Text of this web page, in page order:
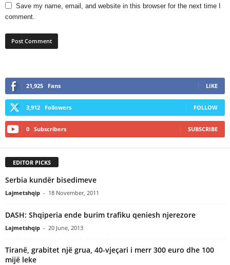
Save my name, email, and website in this browser for the next time I
comment.
21,925 Fans LIKE
3,912 Followers FOLLOW
0 Subscribers SUBSCRIBE
EDITOR PICKS
Serbia kundër bisedimeve
Lajmetshqip - 18 November, 2011
DASH: Shqiperia ende burim trafiku qeniesh njerezore
Lajmetshqip - 20 June, 2013
Tiranë, grabitet një grua, 40-vjeçari i merr 300 euro dhe 100
mijë leke